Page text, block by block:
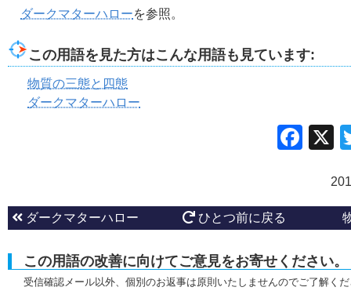
ダークマターハローを参照。
この用語を見た方はこんな用語も見ています:
物質の三態と四態
ダークマターハロー
ダークマターハロー ひとつ前に戻る
この用語の改善に向けてご意見をお寄せください。
受信確認メール以外、個別のお返事は原則いたしませんのでご了解く